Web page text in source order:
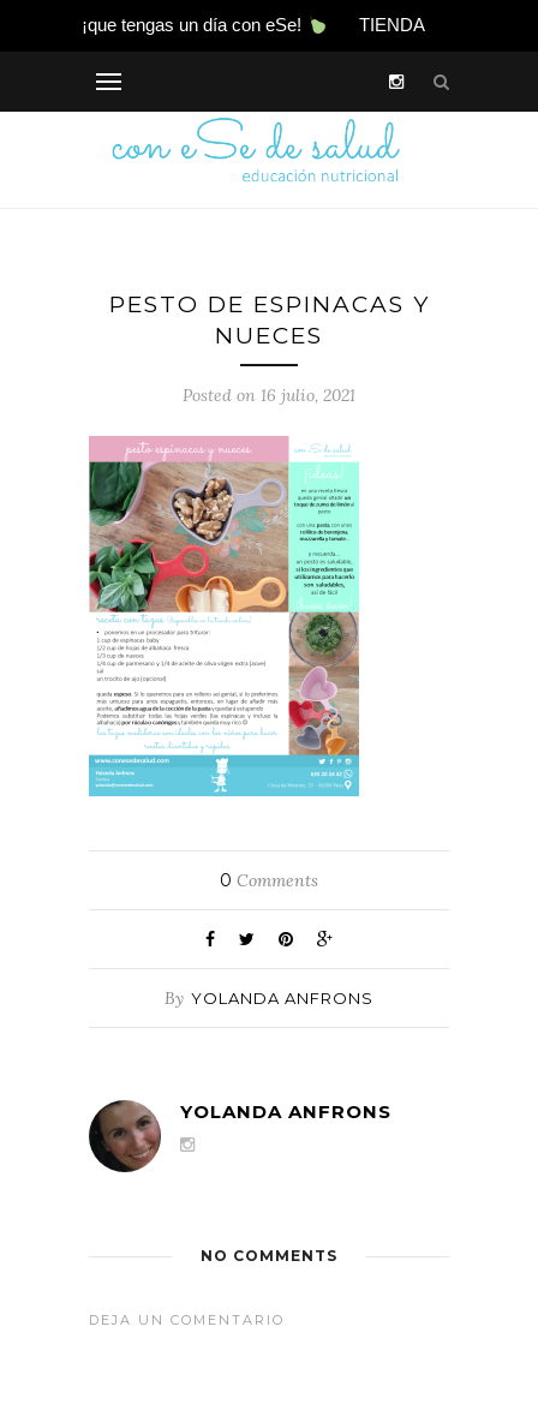
¡que tengas un día con eSe! TIENDA
PESTO DE ESPINACAS Y
NUECES
Posted on 16 julio, 2021
0 Comments
By YOLANDA ANFRONS
YOLANDA ANFRONS
NO COMMENTS
DEJA UN COMENTARIO